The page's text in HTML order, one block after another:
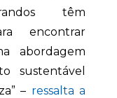
têm
encontrar
abordagem
sustentável
– ressalta a